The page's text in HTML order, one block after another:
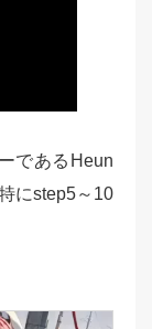
であるHeun
にstep5～10